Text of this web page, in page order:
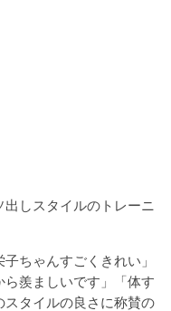
しスタイルのトレーニ
ちゃんすごくきれい」
ら羨ましいです」「体す
スタイルの良さに称賛の